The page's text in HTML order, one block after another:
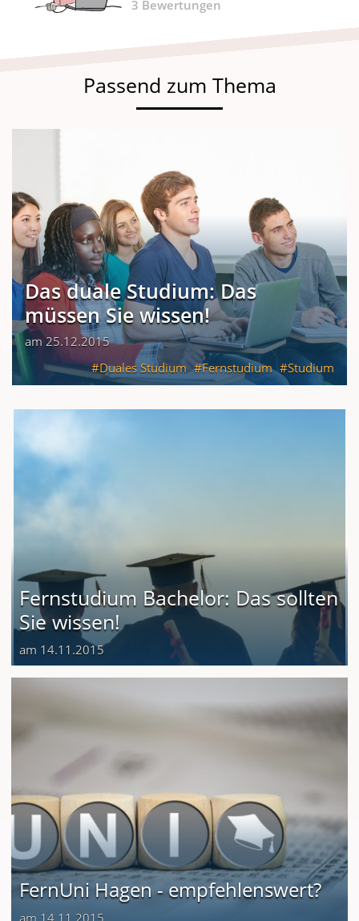
3 Bewertungen
Passend zum Thema
Das duale Studium: Das
müssen Sie wissen!
am 25.12.2015
Duales Studium
Fernstudium Studium
Fernstudium Bachelor: Das sollten
Sie wissen!
am 14.11.2015
FernUni Hagen - empfehlenswert?